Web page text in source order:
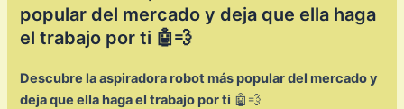
popular del mercado y deja que ella haga
el trabajo por ti 🤖💨
Descubre la aspiradora robot más popular del mercado y
deja que ella haga el trabajo por ti 🤖💨